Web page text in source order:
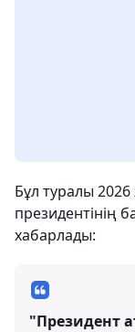
Бұл туралы
президентінің
хабарлады:
"Президент